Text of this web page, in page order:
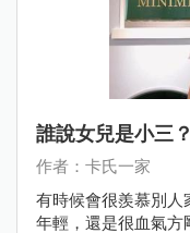
誰說女兒是小三
作者：卡氏一家
有時候會很羨慕別人
年輕，還是很血氣方